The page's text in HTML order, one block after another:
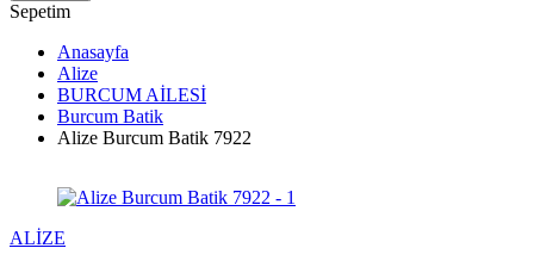
Sepetim
Anasayfa
Alize
BURCUM AİLESİ
Burcum Batik
Alize Burcum Batik 7922
ALİZE